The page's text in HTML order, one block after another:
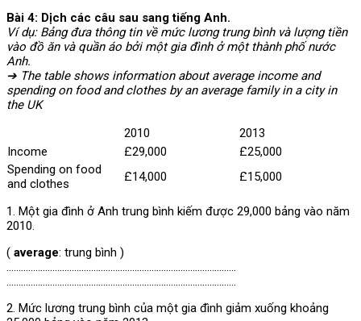
Bài 4: Dịch các câu sau sang tiếng Anh.
Ví dụ: Bảng đưa thông tin về mức lương trung bình và lượng tiền
vào đồ ăn và quần áo bởi một gia đình ở một thành phố nước
Anh.
➔ The table shows information about average income and
spending on food and clothes by an average family in a city in
the UK
2010
2013
Income
£29,000
£25,000
Spending on food
and clothes
£14,000 £15,000
1. Một gia đình ở Anh trung bình kiếm được 29,000 bảng vào năm
2010.
( average: trung bình )
…………………………………………………………………………………..
…………………………………………………………………………………..
2. Mức lương trung bình của một gia đình giảm xuống khoảng